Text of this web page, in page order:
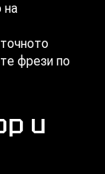
на
фрези по
и